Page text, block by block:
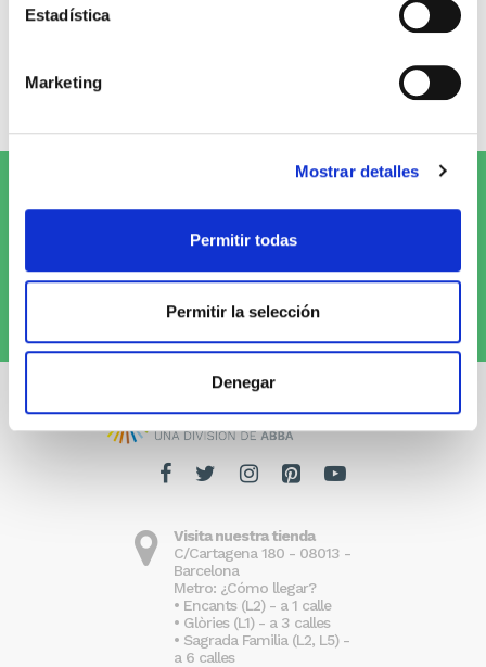
Estadística
Marketing
Mostrar detalles
Permitir todas
Permitir la selección
Denegar
Suscríbete al Newsletter y¡entérate
de las novedades!
Quiero recibirlo
Visita nuestra tienda
C/Cartagena 180 - 08013 -
Barcelona
Metro: ¿Cómo llegar?
• Encants (L2) - a 1 calle
• Glòries (L1) - a 3 calles
• Sagrada Familia (L2, L5) -
a 6 calles